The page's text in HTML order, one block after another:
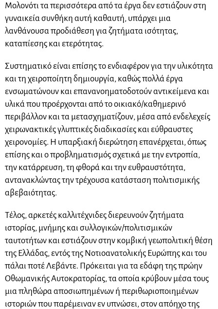
Μολονότι τα περισσότερα από τα έργα δεν εστιάζουν στη
γυναικεία συνθήκη αυτή καθαυτή, υπάρχει μια
λανθάνουσα προδιάθεση για ζητήματα ισότητας,
καταπίεσης και ετερότητας.
Συστηματικό είναι επίσης το ενδιαφέρον για την υλικότητα
και τη χειροποίητη δημιουργία, καθώς πολλά έργα
ενσωματώνουν και επανανοηματοδοτούν αντικείμενα και
υλικά που προέρχονται από το οικιακό/καθημερινό
περιβάλλον και τα μετασχηματίζουν, μέσα από ενδελεχείς
χειρωνακτικές γλυπτικές διαδικασίες και εύθραυστες
χειρονομίες. Η υπαρξιακή διερώτηση επανέρχεται, όπως
επίσης και ο προβληματισμός σχετικά με την εντροπία,
την κατάρρευση, τη φθορά και την ευθραυστότητα,
αντανακλώντας την τρέχουσα κατάσταση πολιτισμικής
αβεβαιότητας.
Τέλος, αρκετές καλλιτέχνιδες διερευνούν ζητήματα
ιστορίας, μνήμης και συλλογικών/πολιτισμικών
ταυτοτήτων και εστιάζουν στην κομβική γεωπολιτική θέση
της Ελλάδας, εντός της Νοτιοανατολικής Ευρώπης και του
πάλαι ποτέ Λεβάντε. Πρόκειται για τα εδάφη της πρώην
Οθωμανικής Αυτοκρατορίας, τα οποία κρύβουν μέσα τους
μια πληθώρα αποσιωπημένων ή περιθωριοποιημένων
ιστοριών που παρέμειναν εν υπνώσει, στον απόηχο της